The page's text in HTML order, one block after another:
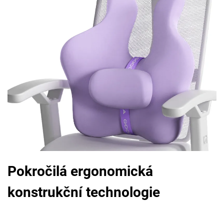
Pokročilá ergonomická
konstrukční technologie